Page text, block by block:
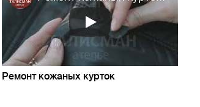
Ремонт кожаных курток